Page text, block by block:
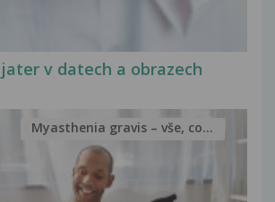
v datech a obrazech
Myasthenia gravis – vše, co...